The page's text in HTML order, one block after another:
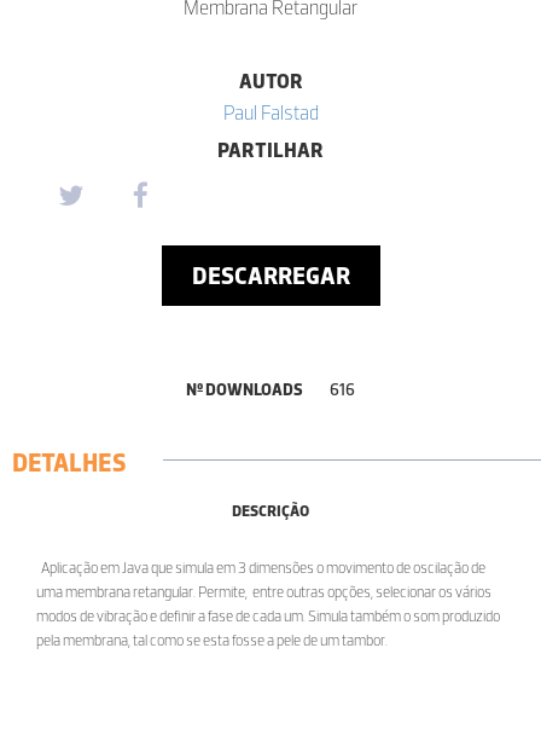
Membrana Retangular
AUTOR
Paul Falstad
PARTILHAR
DESCARREGAR
Nº DOWNLOADS 616
DETALHES
DESCRIÇÃO
Aplicação em Java que simula em 3 dimensões o movimento de oscilação de
uma membrana retangular. Permite, entre outras opções, selecionar os vários
modos de vibração e definir a fase de cada um. Simula também o som produzido
pela membrana, tal como se esta fosse a pele de um tambor.